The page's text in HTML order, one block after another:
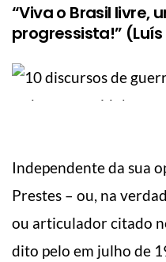
“Viva o Brasil livre,
progressista!”
Independente da sua
Prestes – ou, na
ou articulador citado
dito pelo em julho de